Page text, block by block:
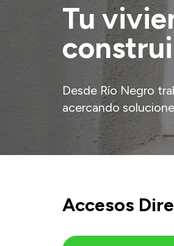
Tu
Desde Río Negro
acercando
Accesos